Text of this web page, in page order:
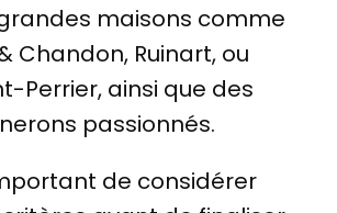
maisons comme
Chandon, Ruinart, ou
Perrier, ainsi que des
passionnés.
de considérer